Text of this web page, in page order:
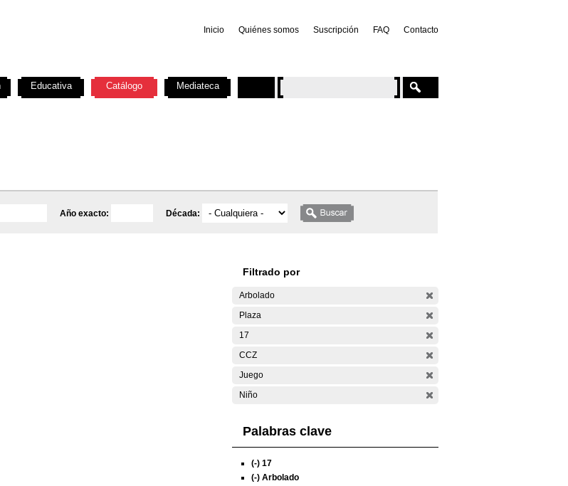
Inicio Quiénes somos Suscripción FAQ Contacto
Año exacto: Década:
Filtrado por
Arbolado
Plaza
17
CCZ
Juego
Niño
Palabras clave
(-) 17
(-) Arbolado
Educativa Catálogo Mediateca